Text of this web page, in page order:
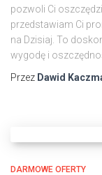
pozwoli Ci
przedstawiam Ci
na Dzisiaj. To
wygodę i
Przez Dawid
DARMOWE OFERTY